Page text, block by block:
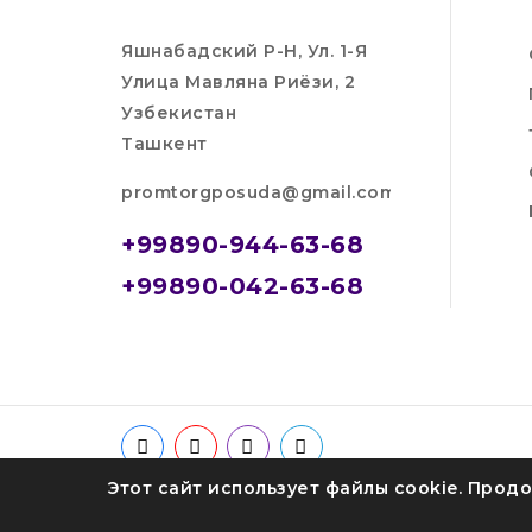
Яшнабадский Р-Н, Ул. 1-Я
Улица Мавляна Риёзи, 2
Узбекистан
Ташкент
promtorgposuda@gmail.com
+99890-944-63-68
+99890-042-63-68
Этот сайт использует файлы cookie.